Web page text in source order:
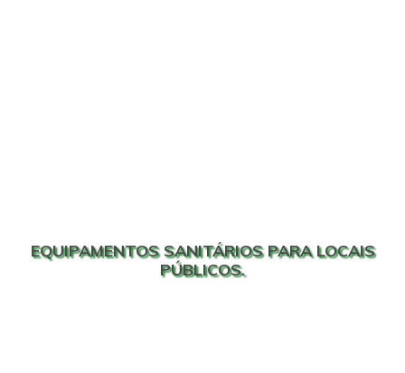
EQUIPAMENTOS SANITÁRIOS PARA LOCAIS
PÚBLICOS.